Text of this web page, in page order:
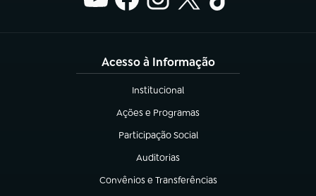
Acesso à Informação
Institucional
(abre em nova aba)
Ações e Programas
(abre em nova aba)
Participação Social
(abre em nova aba)
Auditorias
(abre em nova aba)
Convênios e Transferências
(abre em nova aba)